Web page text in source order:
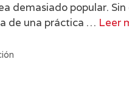
demasiado popular.
de una práctica … Leer